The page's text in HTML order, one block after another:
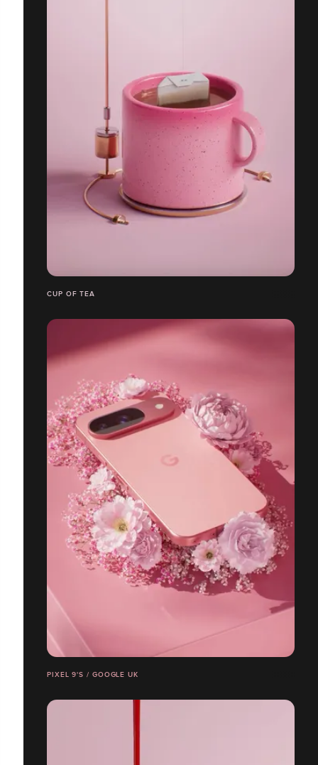
CUP OF TEA
PIXEL 9'S / GOOGLE UK